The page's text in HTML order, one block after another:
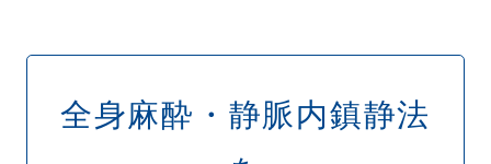
全身麻酔・静脈内鎮静法